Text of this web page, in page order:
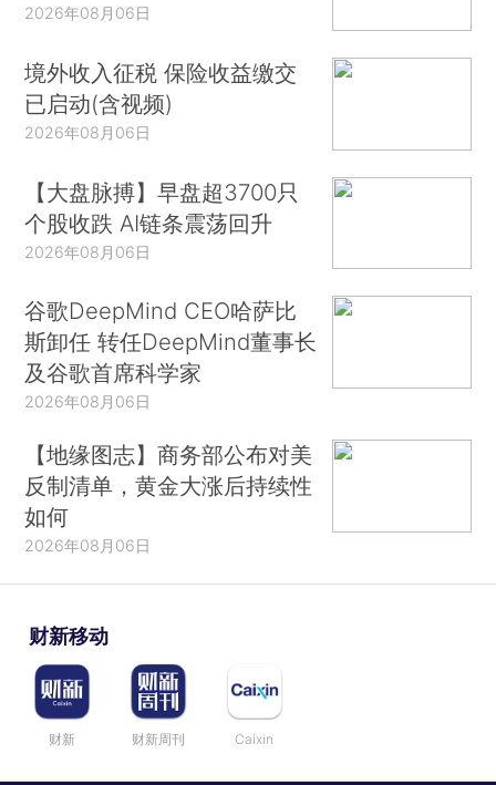
2026年08月06日
境外收入征税 保险收益缴交
已启动(含视频)
2026年08月06日
【大盘脉搏】早盘超3700只
个股收跌 AI链条震荡回升
2026年08月06日
谷歌DeepMind CEO哈萨比
斯卸任 转任DeepMind董事长
及谷歌首席科学家
2026年08月06日
【地缘图志】商务部公布对美
反制清单，黄金大涨后持续性
如何
2026年08月06日
财新移动
财新 财新周刊 Caixin